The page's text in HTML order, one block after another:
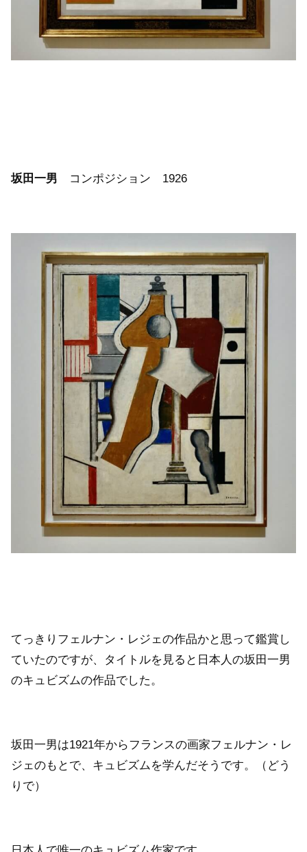
坂田一男 コンポジション 1926
てっきりフェルナン・レジェの作品かと思って鑑賞し
ていたのですが、タイトルを見ると日本人の坂田一男
のキュビズムの作品でした。
坂田一男は1921年からフランスの画家フェルナン・レ
ジェのもとで、キュビズムを学んだそうです。（どう
りで）